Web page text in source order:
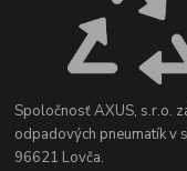
Spoločnosť AXUS, s.r.o.
odpadových pneumatík v
96621 Lovča.